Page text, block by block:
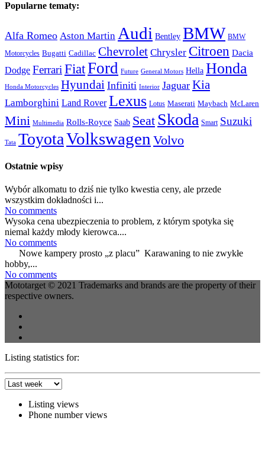
Popularne tematy:
Alfa Romeo Aston Martin Audi Bentley BMW BMW
Motorcycles Bugatti Cadillac Chevrolet Chrysler Citroen Dacia
Dodge Ferrari FiatFord Future General Motors Hella Honda
Honda Motorcycles Hyundai Infiniti Interior Jaguar Kia
Lamborghini Land Rover Lexus Lotus Maserati Maybach McLaren
Mini Multimedia Rolls-Royce Saab Seat Skoda Smart Suzuki
Tata ToyotaVolkswagen Volvo
Ostatnie wpisy
Wybór alkomatu to dziś nie tylko kwestia ceny, ale przede
wszystkim dokładności i...
No comments
Wysoka cena ubezpieczenia to problem, z którym spotyka się
niemal każdy młody kierowca....
No comments
Nowe kampery prosto „z placu” Karawaning to nie zwykłe
hobby,...
No comments
Mototarget © 2021 Trademarks and brands are the property of their
respective owners.
Listing statistics for:
Listing views
Phone number views